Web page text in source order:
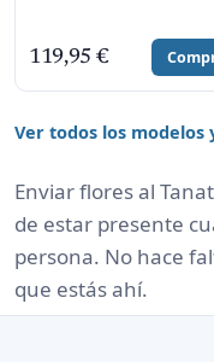
119,95 €
Ver todos los modelos
Enviar flores al
de estar presente
persona. No hace
que estás ahí.